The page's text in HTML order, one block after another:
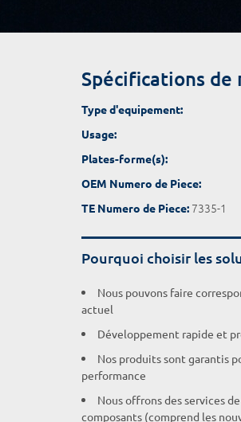
Spécifications de
Type d'equipement:
Usage:
Plates-forme(s):
OEM Numero de Piece:
TE Numero de Piece: 7335-1
Pourquoi choisir les
Nous pouvons faire
actuel
Développement rapide et
Nos produits sont garantis
performance
Nous offrons des services
composants (comprend les